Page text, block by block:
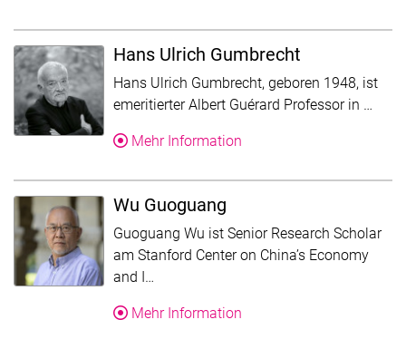
Hans Ulrich Gumbrecht
Hans Ulrich Gumbrecht, geboren 1948, ist
emeritierter Albert Guérard Professor in …
Mehr Information
Wu Guoguang
Guoguang Wu ist Senior Research Scholar
am Stanford Center on China’s Economy
and I…
Mehr Information